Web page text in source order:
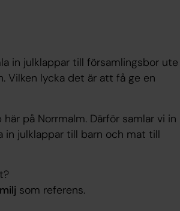
in julklappar till församlingsbor ute
Vilken lycka det är att få ge en
på Norrmalm. Därför samlar vi in
julklappar till barn och mat till
som referens.